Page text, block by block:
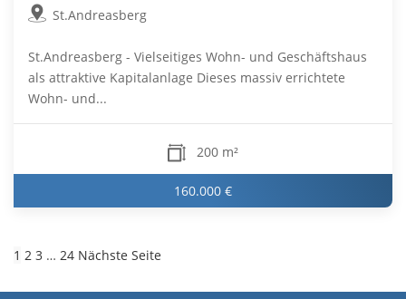
St.Andreasberg
St.Andreasberg - Vielseitiges Wohn- und Geschäftshaus
als attraktive Kapitalanlage Dieses massiv errichtete
Wohn- und...
200 m²
160.000 €
1 2 3 … 24 Nächste Seite